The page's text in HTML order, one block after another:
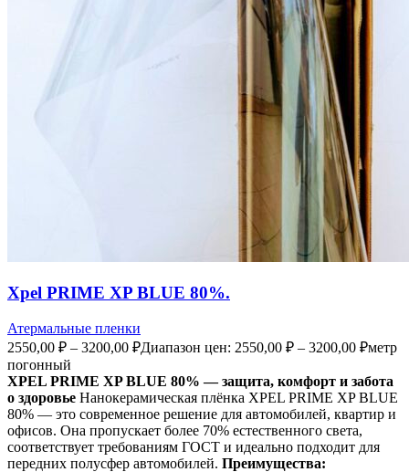
Xpel PRIME XP BLUE 80%.
Атермальные пленки
2550,00 ₽ – 3200,00 ₽Диапазон цен: 2550,00 ₽ – 3200,00 ₽метр
погонный
XPEL PRIME XP BLUE 80% — защита, комфорт и забота
о здоровье Нанокерамическая плёнка XPEL PRIME XP BLUE
80% — это современное решение для автомобилей, квартир и
офисов. Она пропускает более 70% естественного света,
соответствует требованиям ГОСТ и идеально подходит для
передних полусфер автомобилей. Преимущества: